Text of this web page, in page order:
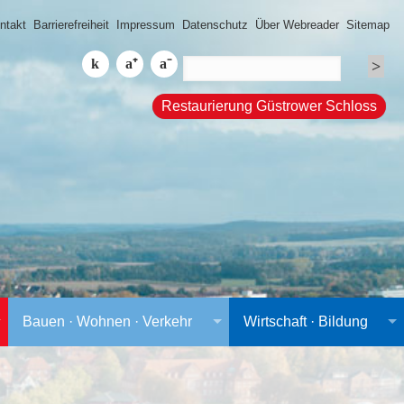
Barrierefreiheit Impressum Datenschutz Über Webreader Sitemap
Restaurierung Güstrower Schloss
Bauen · Wohnen · Verkehr Wirtschaft · Bildung